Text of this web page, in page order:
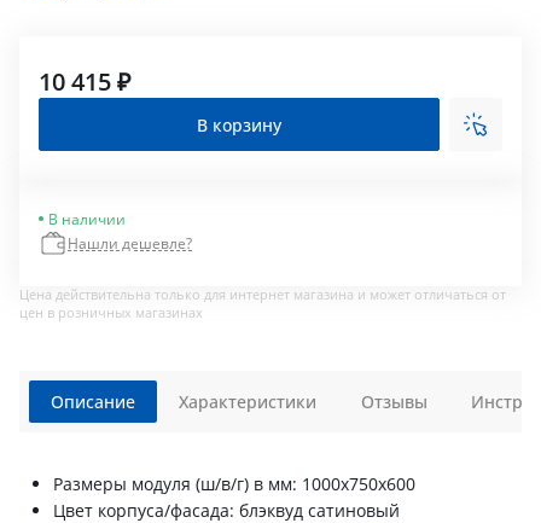
10 415 ₽
В корзину
В наличии
Нашли дешевле?
Цена действительна только для интернет магазина и может отличаться от
цен в розничных магазинах
Описание
Размеры модуля (ш/в/г) в мм: 1000х750х600
Цвет корпуса/фасада: блэквуд сатиновый
Характеристики Отзывы